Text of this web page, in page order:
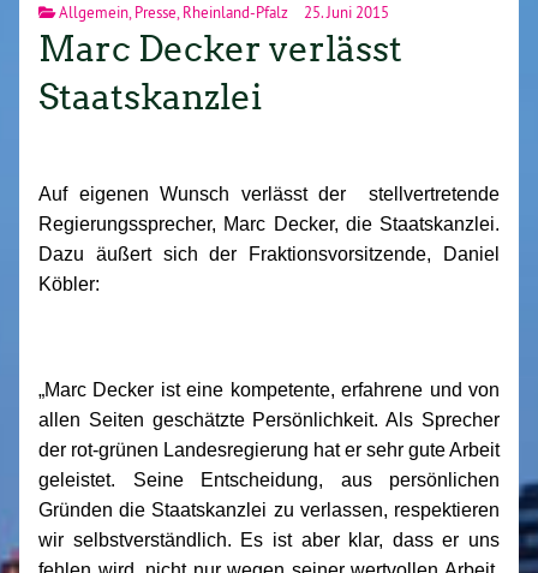
Allgemein,Presse,Rheinland-Pfalz 25. Juni 2015
Marc Decker verlässt
Staatskanzlei
Auf eigenen Wunsch verlässt der stellvertretende
Regierungssprecher, Marc Decker, die Staatskanzlei.
Dazu äußert sich der Fraktionsvorsitzende, Daniel
Köbler:
„Marc Decker ist eine kompetente, erfahrene und von
allen Seiten geschätzte Persönlichkeit. Als Sprecher
der rot-grünen Landesregierung hat er sehr gute Arbeit
geleistet. Seine Entscheidung, aus persönlichen
Gründen die Staatskanzlei zu verlassen, respektieren
wir selbstverständlich. Es ist aber klar, dass er uns